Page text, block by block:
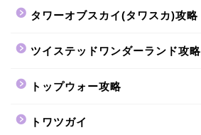
タワーオブスカイ(タワスカ)攻略
ツイステッドワンダーランド攻略
トップウォー攻略
トワツガイ